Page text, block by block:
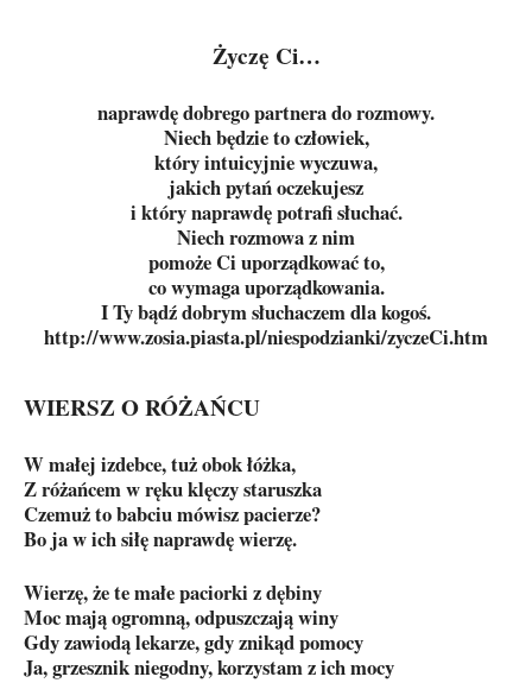
Życzę Ci…
naprawdę dobrego partnera do rozmowy.
Niech będzie to człowiek,
który intuicyjnie wyczuwa,
jakich pytań oczekujesz
i który naprawdę potrafi słuchać.
Niech rozmowa z nim
pomoże Ci uporządkować to,
co wymaga uporządkowania.
I Ty bądź dobrym słuchaczem dla kogoś.
http://www.zosia.piasta.pl/niespodzianki/zyczeCi.htm
WIERSZ O RÓŻAŃCU
W małej izdebce, tuż obok łóżka,
Z różańcem w ręku klęczy staruszka
Czemuż to babciu mówisz pacierze?
Bo ja w ich siłę naprawdę wierzę.
Wierzę, że te małe paciorki z dębiny
Moc mają ogromną, odpuszczają winy
Gdy zawiodą lekarze, gdy znikąd pomocy
Ja, grzesznik niegodny, korzystam z ich mocy